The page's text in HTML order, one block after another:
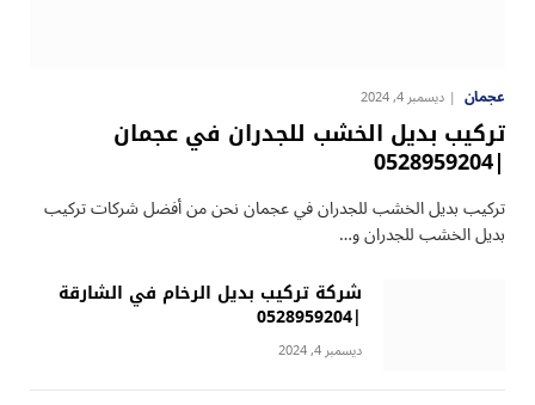
عجمان ديسمبر 4, 2024
تركيب بديل الخشب للجدران في عجمان
|0528959204
تركيب بديل الخشب للجدران في عجمان نحن من أفضل شركات تركيب
بديل الخشب للجدران و…
شركة تركيب بديل الرخام في الشارقة
|0528959204
ديسمبر 4, 2024